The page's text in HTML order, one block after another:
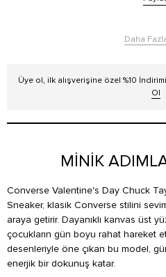
Daha
Üye ol, ilk alışverişine özel %10
Ol
MİNİK
Converse Valentine's Day Chuck
Sneaker, klasik Converse stilini
araya getirir. Dayanıklı kanvas üst
çocukların gün boyu rahat hareket
desenleriyle öne çıkan bu model,
enerjik bir dokunuş katar.